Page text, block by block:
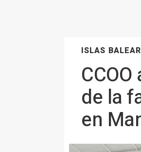
ISLAS
de la
en